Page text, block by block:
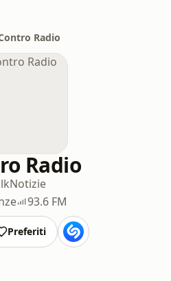
Radio
Radio
Notizie
93.6 FM
Preferiti